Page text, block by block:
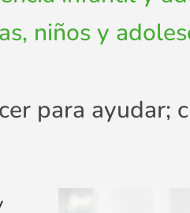
niños y
para ayudar;